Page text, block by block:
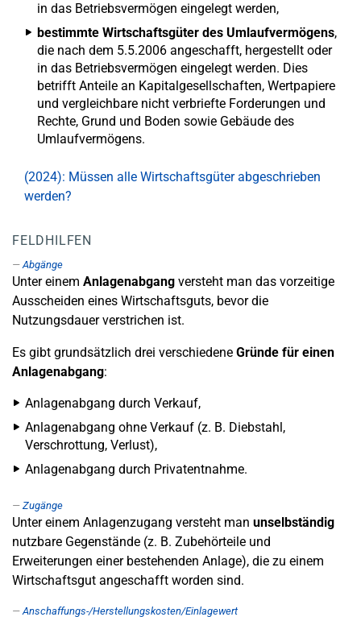
in das Betriebsvermögen eingelegt werden,
bestimmte Wirtschaftsgüter des Umlaufvermögens,
die nach dem 5.5.2006 angeschafft, hergestellt oder
in das Betriebsvermögen eingelegt werden. Dies
betrifft Anteile an Kapitalgesellschaften, Wertpapiere
und vergleichbare nicht verbriefte Forderungen und
Rechte, Grund und Boden sowie Gebäude des
Umlaufvermögens.
(2024): Müssen alle Wirtschaftsgüter abgeschrieben
werden?
FELDHILFEN
Abgänge
Unter einem Anlagenabgang versteht man das vorzeitige
Ausscheiden eines Wirtschaftsguts, bevor die
Nutzungsdauer verstrichen ist.
Es gibt grundsätzlich drei verschiedene Gründe für einen
Anlagenabgang:
Anlagenabgang durch Verkauf,
Anlagenabgang ohne Verkauf (z. B. Diebstahl,
Verschrottung, Verlust),
Anlagenabgang durch Privatentnahme.
Zugänge
Unter einem Anlagenzugang versteht man unselbständig
nutzbare Gegenstände (z. B. Zubehörteile und
Erweiterungen einer bestehenden Anlage), die zu einem
Wirtschaftsgut angeschafft worden sind.
Anschaffungs-/Herstellungskosten/Einlagewert